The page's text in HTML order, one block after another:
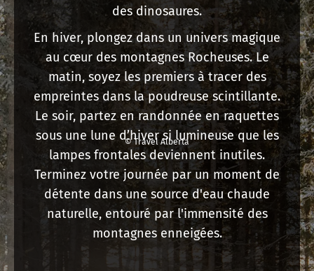
des dinosaures.
En hiver, plongez dans un univers magique
au cœur des montagnes Rocheuses. Le
matin, soyez les premiers à tracer des
empreintes dans la poudreuse scintillante.
Le soir, partez en randonnée en raquettes
sous une lune d’hiver si lumineuse que les
lampes frontales deviennent inutiles.
Terminez votre journée par un moment de
détente dans une source d'eau chaude
naturelle, entouré par l'immensité des
montagnes enneigées.
© Travel Alberta